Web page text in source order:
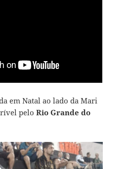
em Natal ao lado da Mari
peloRio Grande do